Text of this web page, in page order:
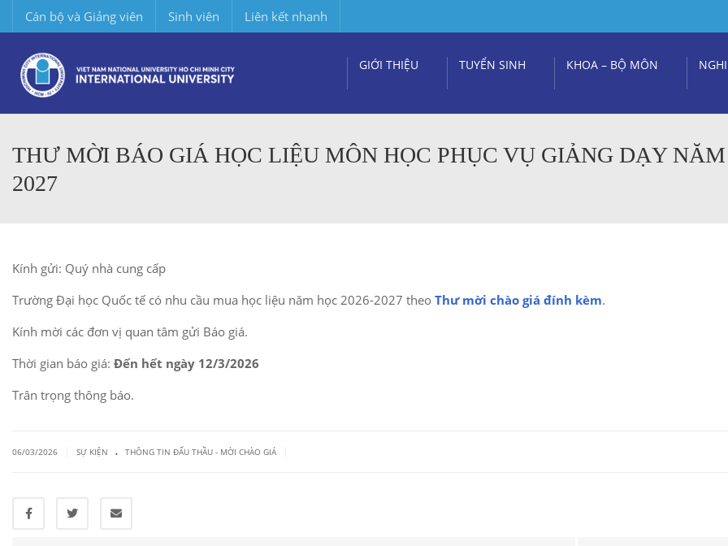
Cán bộ và Giảng viên Sinh viên Liên kết nhanh
GIỚI THIỆU TUYỂN SINH KHOA – BỘ MÔN
THƯ MỜI BÁO GIÁ HỌC LIỆU MÔN HỌC PHỤC VỤ GIẢNG DẠY NĂM
2027
Kính gửi: Quý nhà cung cấp
Trường Đại học Quốc tế có nhu cầu mua học liệu năm học 2026-2027 theo Thư mời chào giá đính kèm.
Kính mời các đơn vị quan tâm gửi Báo giá.
Thời gian báo giá: Đến hết ngày 12/3/2026
Trân trọng thông báo.
06/03/2026 SỰ KIỆN . THÔNG TIN ĐẤU THẦU - MỜI CHÀO GIÁ